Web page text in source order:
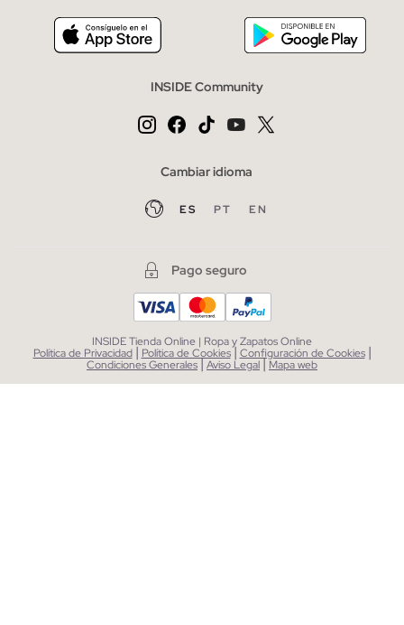
INSIDE Community
Cambiar idioma
ES PT EN
Pago seguro
INSIDE Tienda Online | Ropa y Zapatos Online
Política de Privacidad | Política de Cookies| Configuración de Cookies |
Condiciones Generales|Aviso Legal| Mapa web